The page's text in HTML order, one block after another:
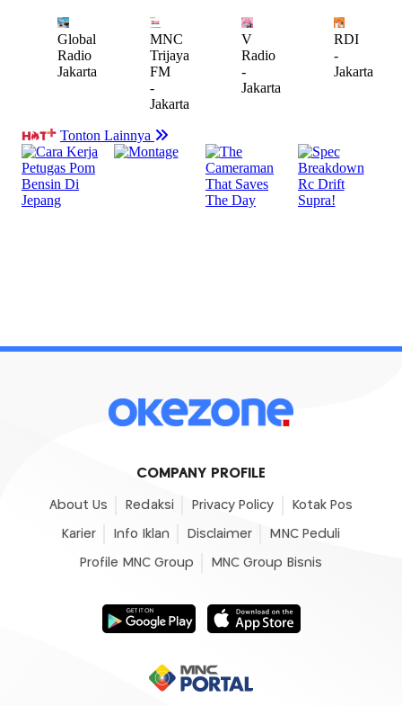
COMPANY PROFILE
About Us Redaksi Privacy Policy Kotak Pos
Karier Info Iklan Disclaimer MNC Peduli
Profile MNC Group MNC Group Bisnis